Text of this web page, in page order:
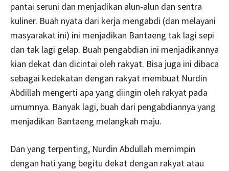
pantai seruni dan menjadikan alun-alun dan sentra
kuliner. Buah nyata dari kerja mengabdi (dan melayani
masyarakat ini) ini menjadikan Bantaeng tak lagi sepi
dan tak lagi gelap. Buah pengabdian ini menjadikannya
kian dekat dan dicintai oleh rakyat. Bisa juga ini dibaca
sebagai kedekatan dengan rakyat membuat Nurdin
Abdillah mengerti apa yang diingin oleh rakyat pada
umumnya. Banyak lagi, buah dari pengabdiannya yang
menjadikan Bantaeng melangkah maju.
Dan yang terpenting, Nurdin Abdullah memimpin
dengan hati yang begitu dekat dengan rakyat atau